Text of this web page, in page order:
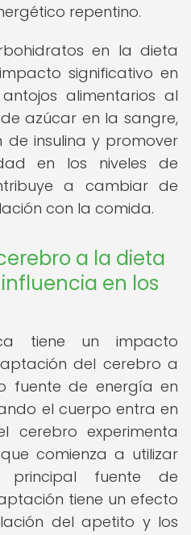
repentino.
en la dieta
significativo en
alimentarios al
azúcar en la sangre,
insulina y promover
en los niveles de
a cambiar de
con la comida.
a la dieta
en los
tiene un impacto
del cerebro a
fuente de energía en
el cuerpo entra en
cerebro experimenta
comienza a utilizar
fuente de
tiene un efecto
del apetito y los